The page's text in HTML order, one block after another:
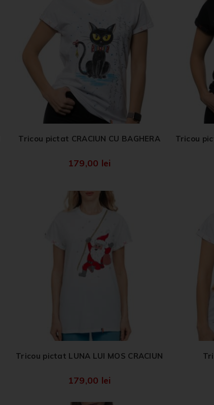
Tricou pictat CRACIUN CU BAGHERA
179,00 lei
Tricou
Tricou pictat LUNA LUI MOS CRACIUN
179,00 lei